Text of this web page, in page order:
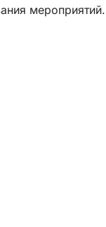
мероприятий.